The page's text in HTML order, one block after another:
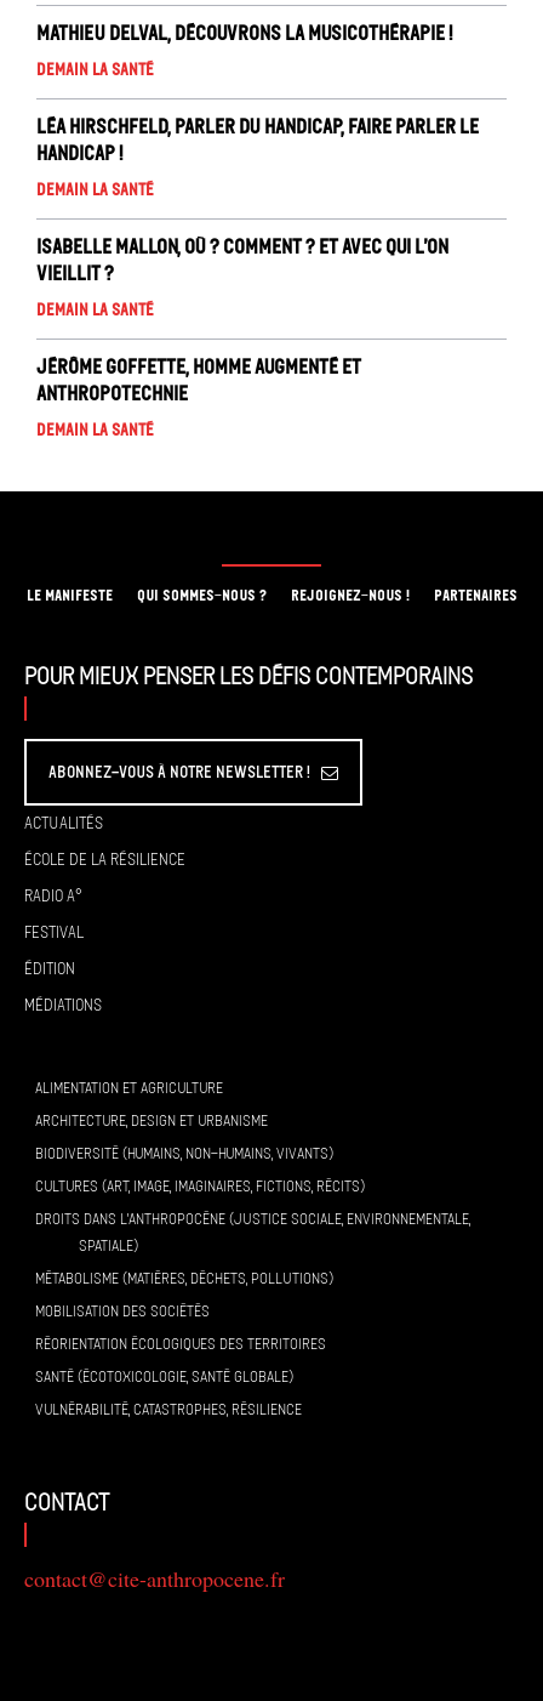
Mathieu Delval, Découvrons la musicothérapie !
Demain la santé
Léa Hirschfeld, Parler du handicap, faire parler le
handicap !
Demain la santé
Isabelle Mallon, Où ? comment ? Et avec qui l’on
vieillit ?
Demain la santé
Jérôme Goffette, Homme augmenté et
anthropotechnie
Demain la santé
LE MANIFESTE QUI SOMMES-NOUS ? REJOIGNEZ-NOUS ! PARTENAIRES
Pour mieux penser les défis contemporains
Abonnez-vous à Notre Newsletter !
Actualités
École de la résilience
Radio A°
Festival
Édition
Médiations
ALIMENTATION ET AGRICULTURE
ARCHITECTURE, DESIGN ET URBANISME
BIODIVERSITÉ (HUMAINS, NON-HUMAINS, VIVANTS)
CULTURES (ART, IMAGE, IMAGINAIRES, FICTIONS, RÉCITS)
DROITS DANS L’ANTHROPOCÈNE (JUSTICE SOCIALE, ENVIRONNEMENTALE,
SPATIALE)
MÉTABOLISME (MATIÈRES, DÉCHETS, POLLUTIONS)
MOBILISATION DES SOCIÉTÉS
RÉORIENTATION ÉCOLOGIQUES DES TERRITOIRES
SANTÉ (ÉCOTOXICOLOGIE, SANTÉ GLOBALE)
VULNÉRABILITÉ, CATASTROPHES, RÉSILIENCE
contact
contact@cite-anthropocene.fr